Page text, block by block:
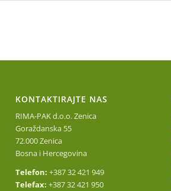
KONTAKTIRAJTE NAS
RIMA-PAK d.o.o. Zenica
Goraždanska 55
72.000 Zenica
Bosna i Hercegovina
Telefon:+387 32 421 949
Telefax:+387 32 421 950